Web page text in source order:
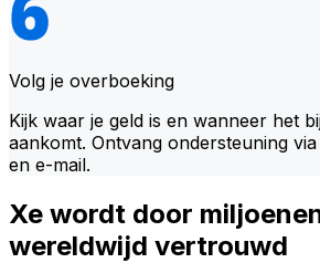
Volg je overboeking
Kijk waar je geld is en wanneer het
aankomt. Ontvang ondersteuning
en e-mail.
Xe wordt door
wereldwijd vertrouwd